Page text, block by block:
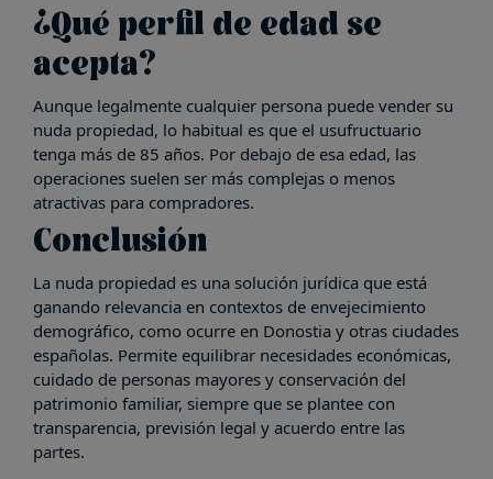
¿Qué perfil de edad se
acepta?
Aunque legalmente cualquier persona puede vender su
nuda propiedad, lo habitual es que el usufructuario
tenga más de 85 años. Por debajo de esa edad, las
operaciones suelen ser más complejas o menos
atractivas para compradores.
Conclusión
La nuda propiedad es una solución jurídica que está
ganando relevancia en contextos de envejecimiento
demográfico, como ocurre en Donostia y otras ciudades
españolas. Permite equilibrar necesidades económicas,
cuidado de personas mayores y conservación del
patrimonio familiar, siempre que se plantee con
transparencia, previsión legal y acuerdo entre las
partes.